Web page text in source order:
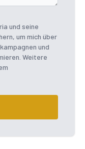
und seine
um mich über
und
Weitere